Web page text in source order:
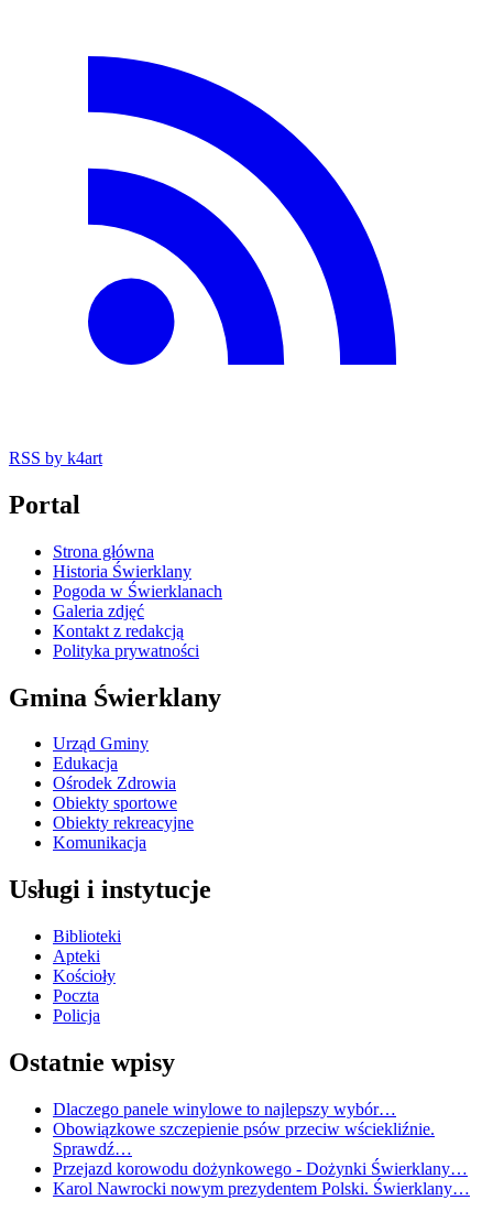
RSS by k4art
Portal
Strona główna
Historia Świerklany
Pogoda w Świerklanach
Galeria zdjęć
Kontakt z redakcją
Polityka prywatności
Gmina Świerklany
Urząd Gminy
Edukacja
Ośrodek Zdrowia
Obiekty sportowe
Obiekty rekreacyjne
Komunikacja
Usługi i instytucje
Biblioteki
Apteki
Kościoły
Poczta
Policja
Ostatnie wpisy
Dlaczego panele winylowe to najlepszy wybór…
Obowiązkowe szczepienie psów przeciw wściekliźnie.
Sprawdź…
Przejazd korowodu dożynkowego - Dożynki Świerklany…
Karol Nawrocki nowym prezydentem Polski. Świerklany…